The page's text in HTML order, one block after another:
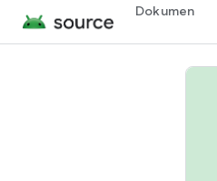
Dokumen